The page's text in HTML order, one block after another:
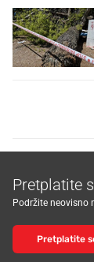
Pretplatite
Podržite neovisno
Pretplatite